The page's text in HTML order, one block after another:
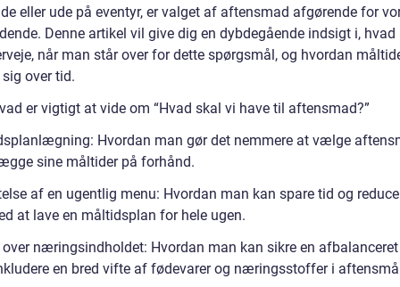
eller ude på eventyr, er valget af aftensmad afgørende for
Denne artikel vil give dig en dybdegående indsigt i, hvad
når man står over for dette spørgsmål, og hvordan
over tid.
er vigtigt at vide om “Hvad skal vi have til aftensmad?”
Hvordan man gør det nemmere at vælge
sine måltider på forhånd.
af en ugentlig menu: Hvordan man kan spare tid og
at lave en måltidsplan for hele ugen.
næringsindholdet: Hvordan man kan sikre en
en bred vifte af fødevarer og næringsstoffer i